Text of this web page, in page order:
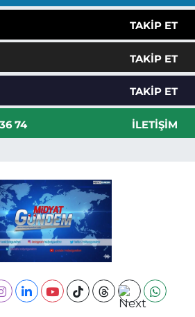
TAKIP ET
TAKIP ET
TAKIP ET
74 İLETIŞIM